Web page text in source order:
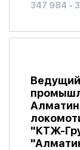
347 984 -
"КТЖ-